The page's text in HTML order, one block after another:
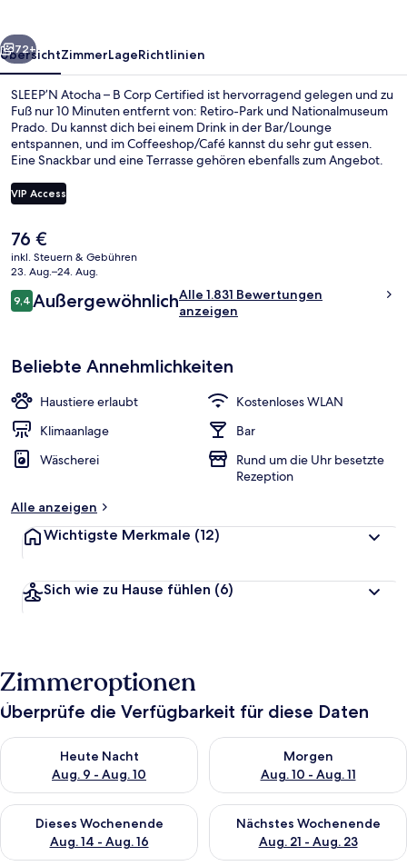
Weiter
72+
ÜbersichtZimmerLageRichtlinien
SLEEP’N Atocha – B Corp Certified ist hervorragend gelegen und zu
Fuß nur 10 Minuten entfernt von: Retiro-Park und Nationalmuseum
Prado. Du kannst dich bei einem Drink in der Bar/Lounge
entspannen, und im Coffeeshop/Café kannst du sehr gut essen.
Eine Snackbar und eine Terrasse gehören ebenfalls zum Angebot.
zum Sightseeing und die Nähe zu öffentlichen Verkehrsmitteln: Die
Estación del Arte ist 3 Gehminuten und die Metrostation Atocha
VIP Access
Der
aktuelle
Preis
76 €.
76 €
inkl. Steuern & Gebühren
23. Aug.–24. Aug.
Bewertungen
9,49,4 von 10.
AußergewöhnlichAlle 1.831 Bewertungen
anzeigen
Beliebte Annehmlichkeiten
Haustiere erlaubt
Kostenloses WLAN
Klimaanlage
Bar
Wäscherei
Rund um die Uhr besetzte
Rezeption
Alle anzeigen
Wichtigste Merkmale (12)
Sich wie zu Hause fühlen (6)
Zimmeroptionen
Überprüfe die Verfügbarkeit für diese Daten
Heute Nacht
Aug. 9 - Aug. 10
Überprüfe die Verfügbarkeit für heute Nacht, Aug. 9 - Aug.
Morgen
Aug. 10 - Aug. 11
Überprüfe die Verfügbarkeit
Dieses Wochenende
Aug. 14 - Aug. 16
Überprüfe die Verfügbarkeit für dieses Wochenende, Aug. 14
Nächstes Wochenende
Aug. 21 - Aug. 23
Überprüfe die Verfügbarkeit